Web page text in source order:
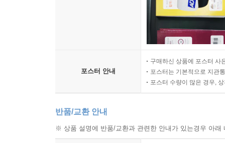
포스터 안내
구매하신 상품에 포스터 사
포스터는 기본적으로 지관
포스터 수량이 많은 경우,
반품/교환 안내
※ 상품 설명에 반품/교환과 관련한 안내가 있는경우 아